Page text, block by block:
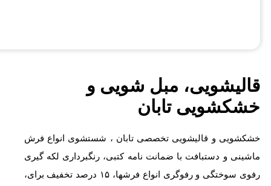
قالیشویی، مبل شویی و
خشکشویی تابان
خشکشویی و قالیشویی تخصصی تابان ، شستشوی انواع فرش
ماشینی و دستبافت با ضمانت نامه کتبی، رنگبرداری لکه گیری
رفوی سوختگی و رفوگری انواع فرشها، ۱۵ درصد تخفیف برای،